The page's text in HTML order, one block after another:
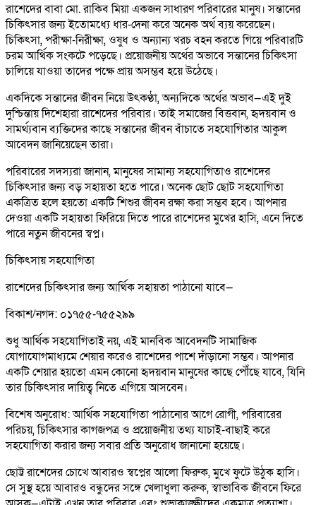
রাশেদের বাবা মো. রাকিব মিয়া একজন সাধারণ পরিবারের মানুষ। সন্তানের
চিকিৎসার জন্য ইতোমধ্যে ধার-দেনা করে অনেক অর্থ ব্যয় করেছেন।
চিকিৎসা, পরীক্ষা-নিরীক্ষা, ওষুধ ও অন্যান্য খরচ বহন করতে গিয়ে পরিবারটি
চরম আর্থিক সংকটে পড়েছে। প্রয়োজনীয় অর্থের অভাবে সন্তানের চিকিৎসা
চালিয়ে যাওয়া তাদের পক্ষে প্রায় অসম্ভব হয়ে উঠেছে।
একদিকে সন্তানের জীবন নিয়ে উৎকণ্ঠা, অন্যদিকে অর্থের অভাব—এই দুই
দুশ্চিন্তায় দিশেহারা রাশেদের পরিবার। তাই সমাজের বিত্তবান, হৃদয়বান ও
সামর্থ্যবান ব্যক্তিদের কাছে সন্তানের জীবন বাঁচাতে সহযোগিতার আকুল
আবেদন জানিয়েছেন তারা।
পরিবারের সদস্যরা জানান, মানুষের সামান্য সহযোগিতাও রাশেদের
চিকিৎসার জন্য বড় সহায়তা হতে পারে। অনেক ছোট ছোট সহযোগিতা
একত্রিত হলে হয়তো একটি শিশুর জীবন রক্ষা করা সম্ভব হবে। আপনার
দেওয়া একটি সহায়তা ফিরিয়ে দিতে পারে রাশেদের মুখের হাসি, এনে দিতে
পারে নতুন জীবনের স্বপ্ন।
চিকিৎসায় সহযোগিতা
রাশেদের চিকিৎসার জন্য আর্থিক সহায়তা পাঠানো যাবে—
বিকাশ/নগদ: ০১৭৫৫-৭৫৫২৯৯
শুধু আর্থিক সহযোগিতাই নয়, এই মানবিক আবেদনটি সামাজিক
যোগাযোগমাধ্যমে শেয়ার করেও রাশেদের পাশে দাঁড়ানো সম্ভব। আপনার
একটি শেয়ার হয়তো এমন কোনো হৃদয়বান মানুষের কাছে পৌঁছে যাবে, যিনি
তার চিকিৎসার দায়িত্ব নিতে এগিয়ে আসবেন।
বিশেষ অনুরোধ: আর্থিক সহযোগিতা পাঠানোর আগে রোগী, পরিবারের
পরিচয়, চিকিৎসার কাগজপত্র ও প্রয়োজনীয় তথ্য যাচাই-বাছাই করে
সহযোগিতা করার জন্য সবার প্রতি অনুরোধ জানানো হয়েছে।
ছোট্ট রাশেদের চোখে আবারও স্বপ্নের আলো ফিরুক, মুখে ফুটে উঠুক হাসি।
সে সুস্থ হয়ে আবারও বন্ধুদের সঙ্গে খেলাধুলা করুক, স্বাভাবিক জীবনে ফিরে